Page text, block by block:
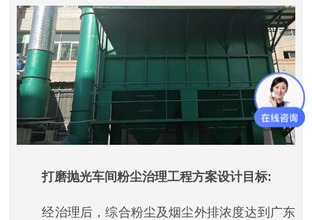
打磨抛光车间粉尘治理工程方案设计目标:
经治理后，综合粉尘及烟尘外排浓度达到广东